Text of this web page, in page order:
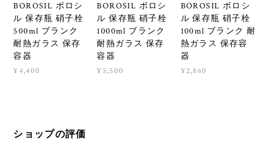
BOROSIL ボロシ
ル 保存瓶 硝子栓
500ml ブランク
耐熱ガラス 保存
容器
¥4,400
BOROSIL ボロシ
ル 保存瓶 硝子栓
1000ml ブランク
耐熱ガラス 保存
容器
¥5,500
BOROSIL ボロシ
ル 保存瓶 硝子栓
100ml ブランク 耐
熱ガラス 保存容
器
¥2,860
ショップの評価